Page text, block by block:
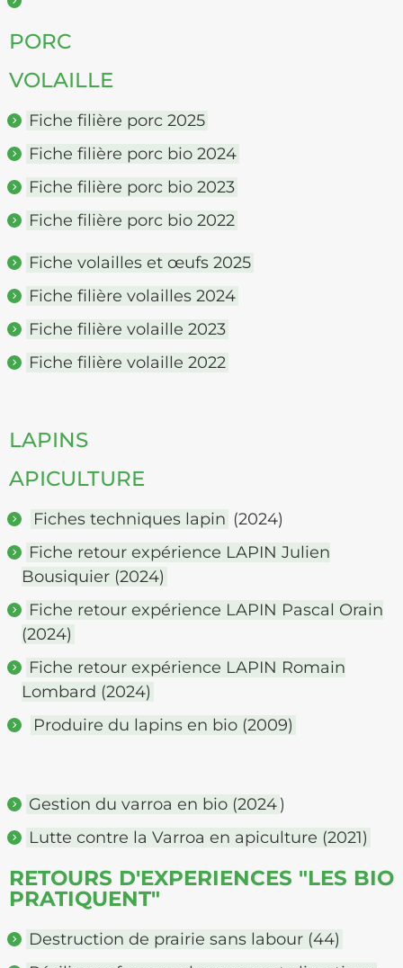
PORC
VOLAILLE
Fiche filière porc 2025
Fiche filière porc bio 2024
Fiche filière porc bio 2023
Fiche filière porc bio 2022
Fiche volailles et œufs 2025
Fiche filière volailles 2024
Fiche filière volaille 2023
Fiche filière volaille 2022
LAPINS
APICULTURE
Fiches techniques lapin (2024)
Fiche retour expérience LAPIN Julien
Bousiquier (2024)
Fiche retour expérience LAPIN Pascal Orain
(2024)
Fiche retour expérience LAPIN Romain
Lombard (2024)
Produire du lapins en bio (2009)
Gestion du varroa en bio (2024)
Lutte contre la Varroa en apiculture (2021)
RETOURS D'EXPERIENCES "LES BIO
PRATIQUENT"
Destruction de prairie sans labour (44)